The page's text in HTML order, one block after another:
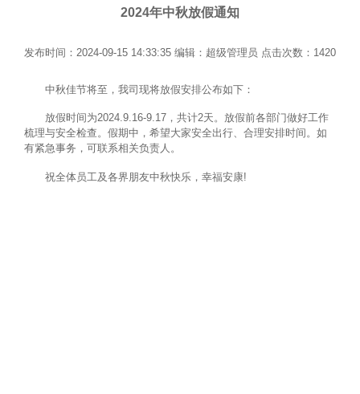
2024年中秋放假通知
发布时间：2024-09-15 14:33:35 编辑：超级管理员 点击次数：1420
中秋佳节将至，我司现将放假安排公布如下：
放假时间为2024.9.16-9.17，共计2天。放假前各部门做好工作
梳理与安全检查。假期中，希望大家安全出行、合理安排时间。如
有紧急事务，可联系相关负责人。
祝全体员工及各界朋友中秋快乐，幸福安康!